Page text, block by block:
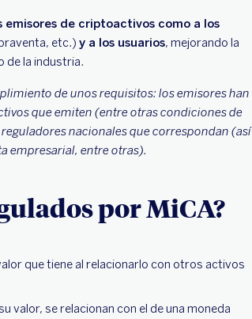
de criptoactivos como a los
etc.) y a los usuarios, mejorando la
de la industria.
de unos requisitos: los emisores han
que emiten (entre otras condiciones de
nacionales que correspondan (así
empresarial, entre otras).
por MiCA?
que tiene al relacionarlo con otros activos
valor, se relacionan con el de una moneda